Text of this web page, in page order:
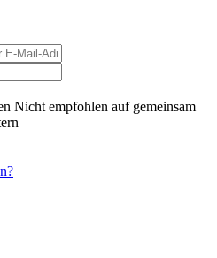
Nicht empfohlen auf gemeinsam